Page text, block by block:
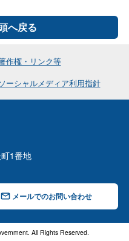
へ戻る
作権・リンク等
ソーシャルメディア利用指針
1番地
メールでのお問い合わせ
All Rights Reserved.